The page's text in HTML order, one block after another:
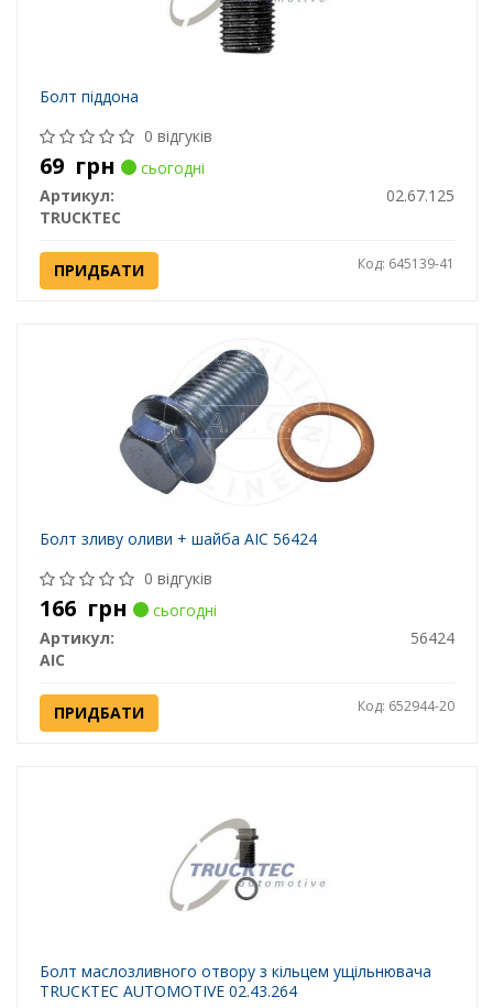
Болт піддона
0 відгуків
69 грн
сьогодні
Артикул:
02.67.125
TRUCKTEC
ПРИДБАТИ Код: 645139-41
Болт зливу оливи + шайба AIC 56424
0 відгуків
166 грн
сьогодні
Артикул:
56424
AIC
ПРИДБАТИ Код: 652944-20
Болт маслозливного отвору з кільцем ущільнювача
TRUCKTEC AUTOMOTIVE 02.43.264